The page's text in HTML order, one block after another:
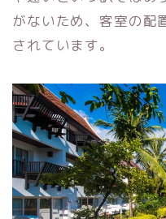
がないため、客室の配
されています。